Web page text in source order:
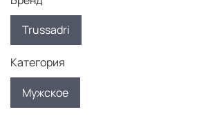
Trussadri
Категория
Мужское